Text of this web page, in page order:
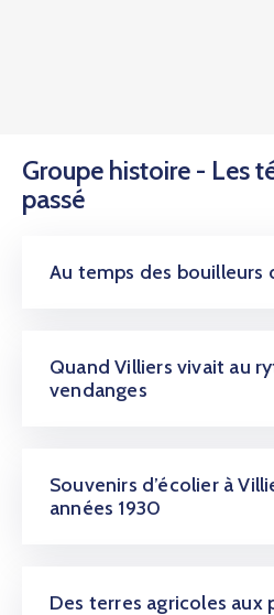
Groupe histoire - Les
passé
Au temps des bouilleurs
Quand Villiers vivait au
vendanges
Souvenirs d’écolier à
années 1930
Des terres agricoles aux